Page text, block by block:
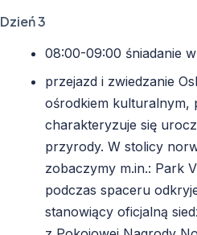
Dzień 3
08:00-09:00 śniadanie
przejazd i zwiedzanie
ośrodkiem kulturalnym,
charakteryzuje się
przyrody. W stolicy
zobaczymy m.in.: Park
podczas spaceru
stanowiący oficjalną